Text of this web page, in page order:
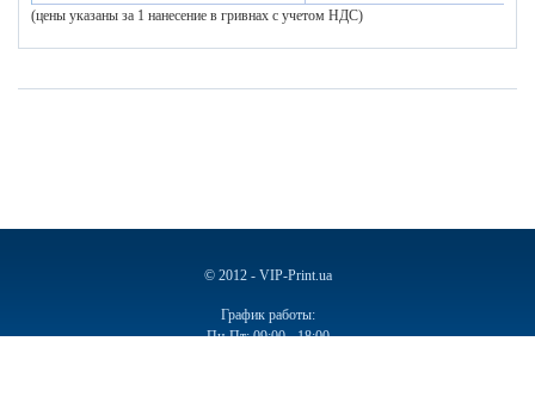
(цены указаны за 1 нанесение в гривнах с учетом НДС)
© 2012 - VIP-Print.ua
График работы:
Пн-Пт: 09:00 - 18:00